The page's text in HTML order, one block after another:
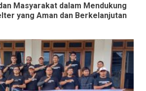
Masyarakat dalam Mendukung
yang Aman dan Berkelanjutan